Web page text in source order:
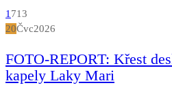
1 713
20Čvc2026
FOTO-REPORT: Křest
kapely Laky Mari